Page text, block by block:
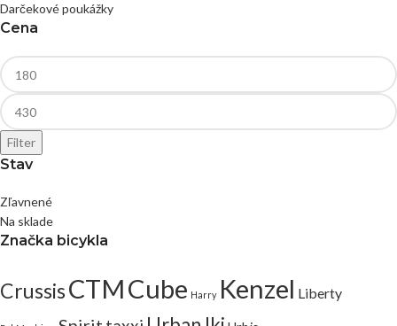
Darčekové poukážky
Cena
Filter
Stav
Zľavnené
Na sklade
Značka bicykla
CrussisCTMCube Harry Kenzel Liberty